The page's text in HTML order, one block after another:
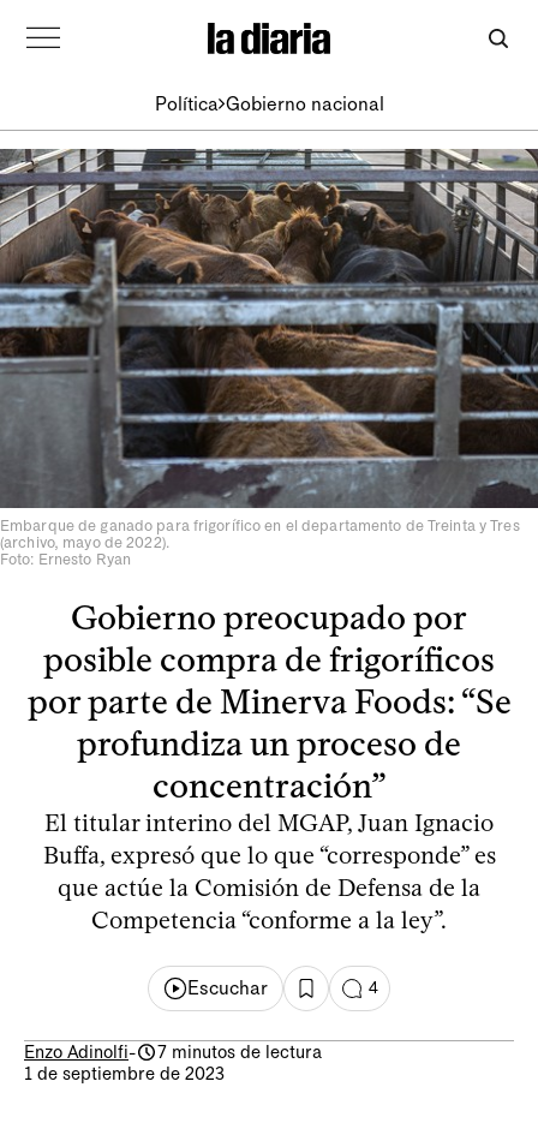
Política Gobierno nacional
Embarque de ganado para frigorífico en el departamento de Treinta y Tres
(archivo, mayo de 2022).
Foto: Ernesto Ryan
Gobierno preocupado por
posible compra de frigoríficos
por parte de Minerva Foods: “Se
profundiza un proceso de
concentración”
El titular interino del MGAP, Juan Ignacio
Buffa, expresó que lo que “corresponde” es
que actúe la Comisión de Defensa de la
Competencia “conforme a la ley”.
Escuchar 4
Enzo Adinolfi-
7 minutos de lectura
1 de septiembre de 2023